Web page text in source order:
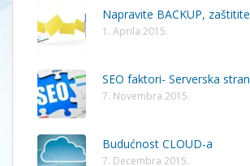
Napravite BACKUP,
1. Aprila 2015.
SEO faktori- Serverska
7. Novembra 2015.
Budućnost CLOUD-a
7. Decembra 2015.